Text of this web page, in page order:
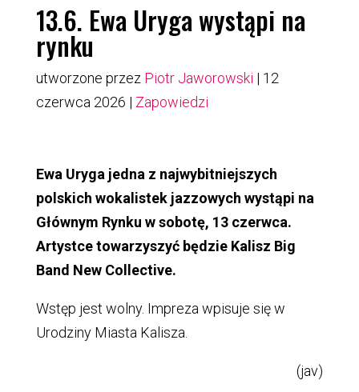
13.6. Ewa Uryga wystąpi na
rynku
utworzone przez Piotr Jaworowski | 12
czerwca 2026 | Zapowiedzi
Ewa Uryga jedna z najwybitniejszych
polskich wokalistek jazzowych wystąpi na
Głównym Rynku w sobotę, 13 czerwca.
Artystce towarzyszyć będzie Kalisz Big
Band New Collective.
Wstęp jest wolny. Impreza wpisuje się w
Urodziny Miasta Kalisza.
(jav)